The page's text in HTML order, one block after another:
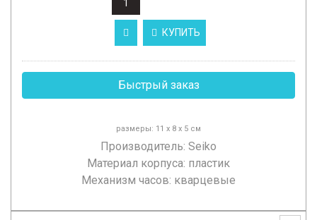
КУПИТЬ
Быстрый заказ
размеры: 11 х 8 х 5 см
Производитель: Seiko
Материал корпуса: пластик
Механизм часов: кварцевые